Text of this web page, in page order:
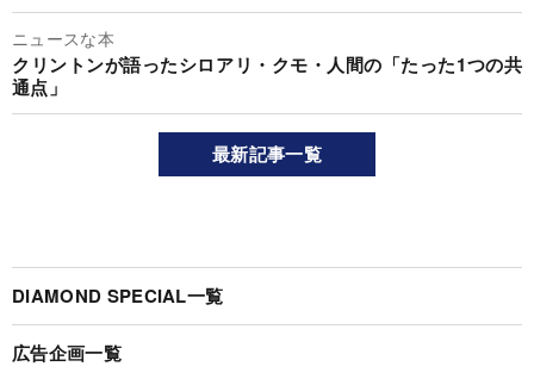
ニュースな本
クリントンが語ったシロアリ・クモ・人間の「たった1つの共
通点」
最新記事一覧
DIAMOND SPECIAL一覧
広告企画一覧